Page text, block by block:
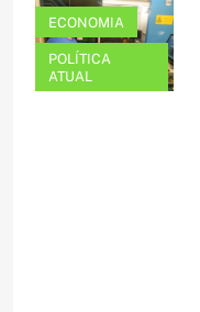
ECONOMIA
POLÍTICA
ATUAL